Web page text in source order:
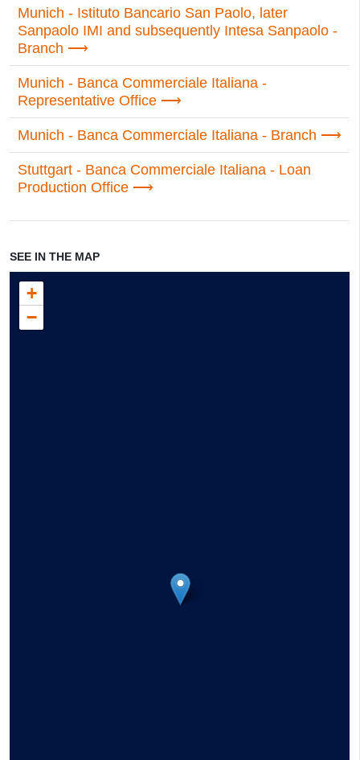
Munich - Istituto Bancario San Paolo, later
Sanpaolo IMI and subsequently Intesa Sanpaolo -
Branch
Munich - Banca Commerciale Italiana -
Representative Office
Munich - Banca Commerciale Italiana - Branch
Stuttgart - Banca Commerciale Italiana - Loan
Production Office
SEE IN THE MAP
+
−